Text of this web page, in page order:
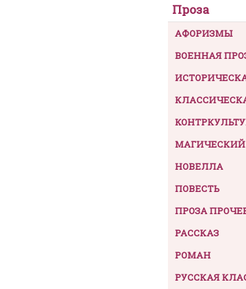
Проза
АФОРИЗМЫ
ВОЕННАЯ
НОВЕЛЛА
ПОВЕСТЬ
ПРОЗА
РАССКАЗ
РОМАН
РУССКАЯ